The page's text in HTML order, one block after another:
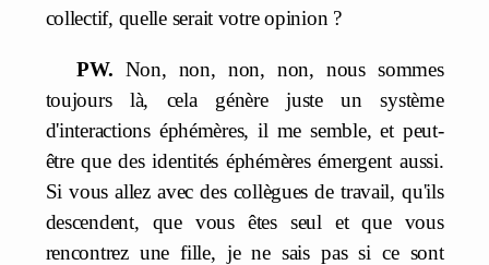
collectif, quelle serait votre opinion ?
PW. Non, non, non, non, nous sommes
toujours là, cela génère juste un système
d'interactions éphémères, il me semble, et peut-
être que des identités éphémères émergent aussi.
Si vous allez avec des collègues de travail, qu'ils
descendent, que vous êtes seul et que vous
rencontrez une fille, je ne sais pas si ce sont